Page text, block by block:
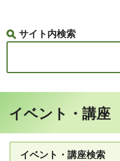
サイト内検索
イベント・講座
イベント・講座検索